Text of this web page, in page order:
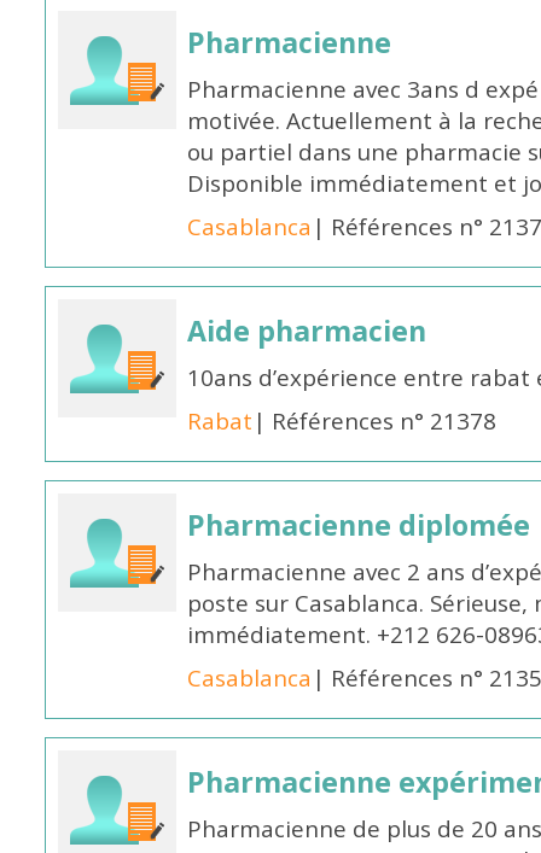
Pharmacienne
Pharmacienne avec 3ans d
motivée. Actuellement à la
ou partiel dans une pharmacie
Disponible immédiatement et
Casablanca | Références n°
Aide pharmacien
10ans d’expérience entre
Rabat | Références n° 21378
Pharmacienne diplomée
Pharmacienne avec 2 ans
poste sur Casablanca.
immédiatement. +212 626-
Casablanca | Références n°
Pharmacienne
Pharmacienne de plus de 20